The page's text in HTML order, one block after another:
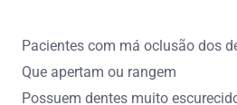
Pacientes com má oclusão dos
Que apertam ou rangem
Possuem dentes muito